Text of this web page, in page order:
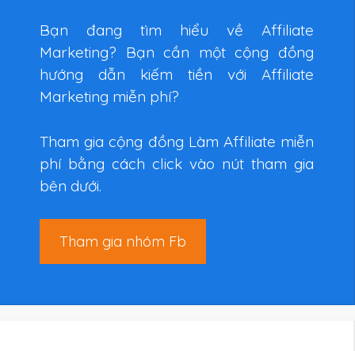
Bạn đang tìm hiểu về Affiliate
Marketing? Bạn cần một cộng đồng
hướng dẫn kiếm tiền với Affiliate
Marketing miễn phí?
Tham gia cộng đồng Làm Affiliate miễn
phí bằng cách click vào nút tham gia
bên dưới.
Tham gia nhóm Fb